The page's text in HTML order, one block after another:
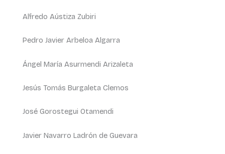
Alfredo Aústiza Zubiri
Pedro Javier Arbeloa Algarra
Ángel María Asurmendi Arizaleta
Jesús Tomás Burgaleta Clemos
José Gorostegui Otamendi
Javier Navarro Ladrón de Guevara